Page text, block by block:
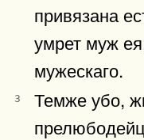
привязана
умрет муж
мужескаго.
3
Темже убо,